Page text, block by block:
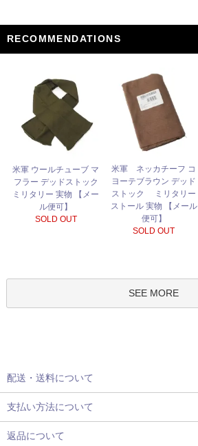
RECOMMENDATIONS
米軍 ウールチューブ マ
フラー デッドストック
ミリタリー 実物 【メー
ル便可】
SOLD OUT
米軍 ネッカチーフ コ
ヨーテブラウン デッド
ストック ミリタリー
ストール 実物 【メール
便可】
SOLD OUT
SEE MORE
配送・送料について
支払い方法について
返品について